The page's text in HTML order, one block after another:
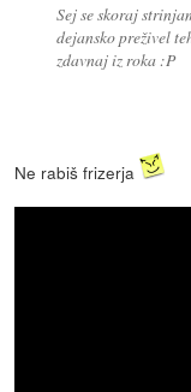
Sej se skoraj
dejansko preživel
zdavnaj iz roka :P
Ne rabiš frizerja